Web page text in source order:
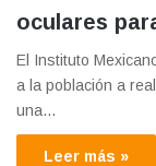
oculares
El Instituto
a la población a
una…
Leer más »